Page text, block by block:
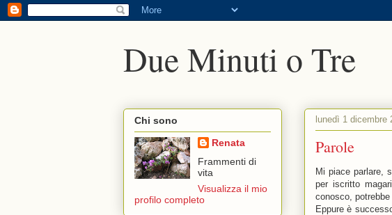
Due Minuti o Tre
lunedì 1 dicembre
Parole
Mi piace parlare,
per iscritto
conosco, potrebbe
Eppure è
Chi sono
Renata
Frammenti di
vita
Visualizza il mio
profilo completo